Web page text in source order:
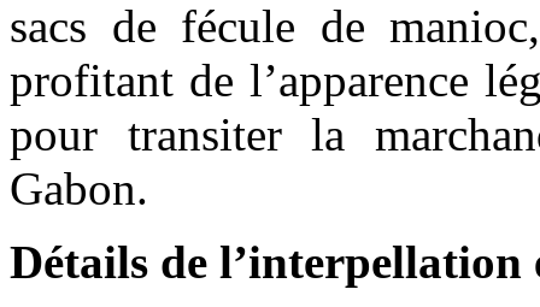
sacs de fécule de
profitant de l’apparence
pour transiter la
Gabon.
Détails de l’interpellation